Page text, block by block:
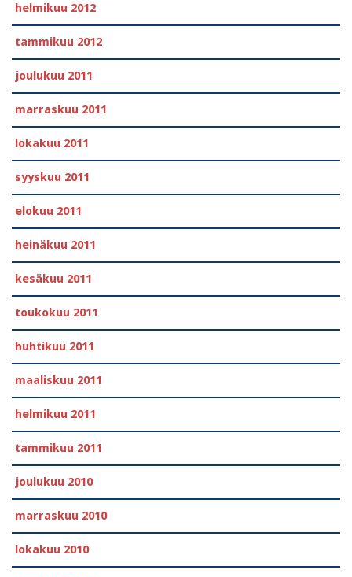
helmikuu 2012
tammikuu 2012
joulukuu 2011
marraskuu 2011
lokakuu 2011
syyskuu 2011
elokuu 2011
heinäkuu 2011
kesäkuu 2011
toukokuu 2011
huhtikuu 2011
maaliskuu 2011
helmikuu 2011
tammikuu 2011
joulukuu 2010
marraskuu 2010
lokakuu 2010